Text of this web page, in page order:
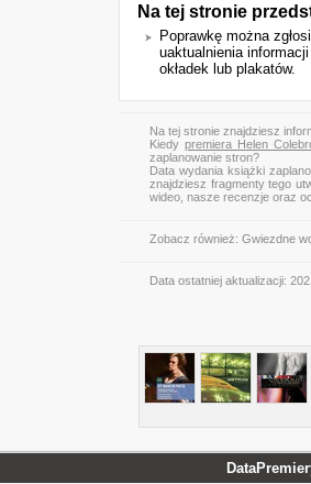
Na tej stronie
Poprawkę można
uaktualnienia
okładek lub plakatów.
Na tej stronie znajdziesz
Kiedy premiera Helen
zaplanowanie stron?
Data wydania książki
znajdziesz fragmenty tego
wideo, nasze recenzje oraz
Zobacz również: Gwiezdne
Data ostatniej aktualizacji: